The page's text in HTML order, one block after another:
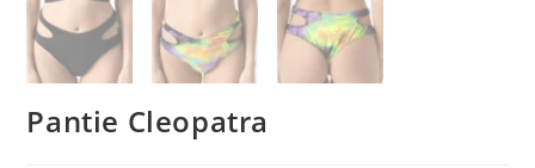
Pantie Cleopatra